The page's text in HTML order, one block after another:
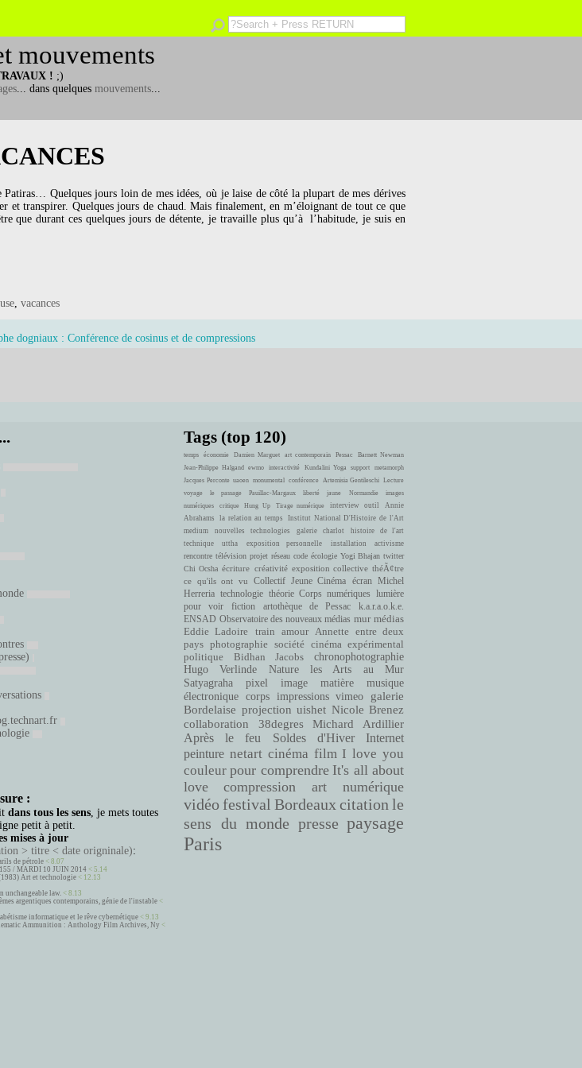
mouvements
! ;)
... dans quelques mouvements...
Quelques jours loin de mes idées, où je laise de côté la plupart de mes dérives
transpirer. Quelques jours de chaud. Mais finalement, en m’éloignant de tout ce que
que durant ces quelques jours de détente, je travaille plus qu’à l’habitude, je suis en
, vacances
dogniaux : Conférence de cosinus et de compressions
:
dans tous les sens, je mets toutes
petit à petit.
mises à jour
> titre < date origninale):
de pétrole < 8.07
/ MARDI 10 JUIN 2014 < 5.14
Art et technologie< 12.13
unchangeable law. < 8.13
argentiques contemporains, génie de l'instable<
informatique et le rêve cybernétique < 9.13
Ammunition : Anthology Film Archives, Ny <
Tags (top 120)
temps économie Damien Marguet art contemporain Pessac
Barnett Newman
Jean-Philippe Halgand
ewmo interactivité Kundalini Yoga support
metamorph
Jacques Perconte uaoen monumental conférence Artemisia Gentileschi Lecture
voyage
le passage Pauillac-Margaux liberté jaune Normandie
images
numériques
critique Hung Up Tirage numérique interview outil
Annie
Abrahams
la relation au temps
Institut National D'Histoire de l'Art
medium
nouvelles technologies galerie charlot
histoire de l'art
technique
uttha exposition personnelle installation activisme
rencontre télévision projet réseau code écologie Yogi Bhajan twitter
Chi Ocsha écriture créativité exposition collective théÃ¢tre
ce qu'ils ont vu
Collectif Jeune Cinéma écran
Michel
Herreria technologie théorie Corps numériques lumière
pour voir fiction artothèque de Pessac
k.a.r.a.o.k.e.
ENSAD Observatoire des nouveaux médias mur médias
Eddie Ladoire
train amour Annette entre deux
pays photographie société cinéma expérimental
politique
Bidhan Jacobs
chronophotographie
Hugo Verlinde
Nature
les Arts au Mur
Satyagraha
pixel image matière
musique
électronique corps impressions vimeo
galerie
Bordelaise projection uishet Nicole Brenez
collaboration
38degres
Michard Ardillier
Après le feu
Soldes d'Hiver
Internet
peinture netart cinéma film I love you
couleur pour comprendre It's all about
love
compression art numérique
vidéo festival Bordeaux citation le
sens du monde presse paysage
Paris